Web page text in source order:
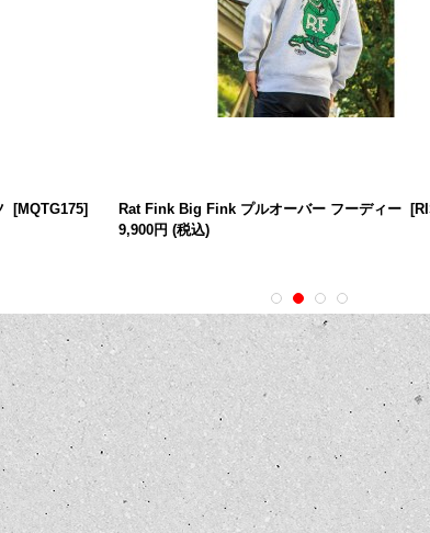
[MQTG175] Rat Fink Big Fink プルオーバー フーディー [
9,900円 (税込)